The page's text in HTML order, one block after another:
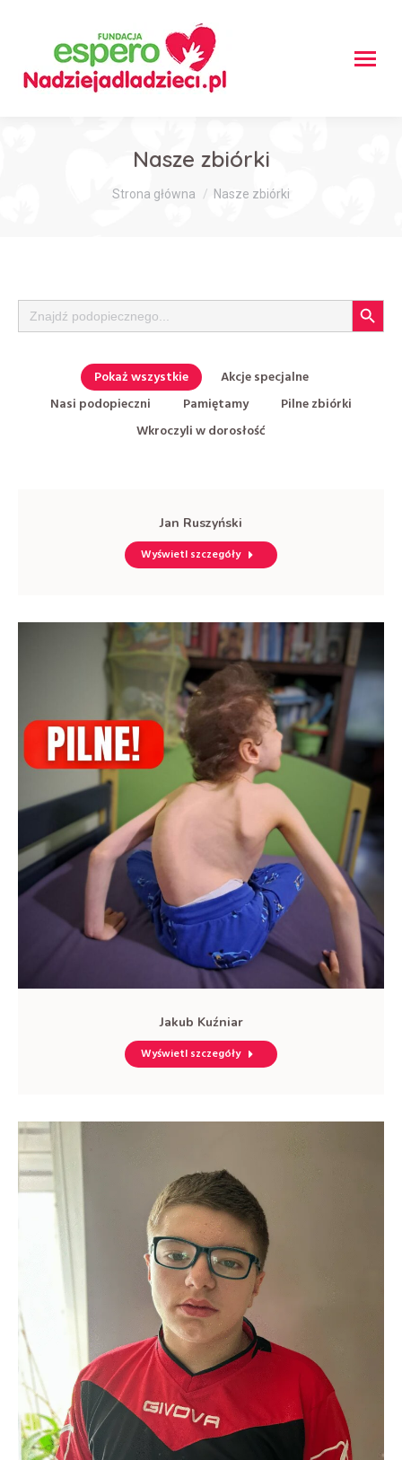
Nasze zbiórki
Jesteś tutaj:
Strona główna Nasze zbiórki
Search
for:
Search Button
Pokaż wszystkie
Akcje specjalne
Nasi podopieczni
Pamiętamy
Pilne zbiórki
Wkroczyli w dorosłość
Jan Ruszyński
Wyświetl szczegóły
Jakub Kuźniar
Wyświetl szczegóły